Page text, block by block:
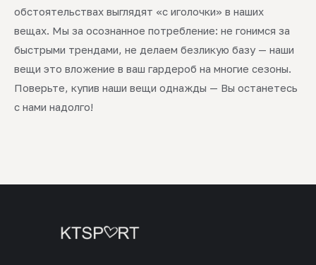
обстоятельствах выглядят «с иголочки» в наших
вещах. Мы за осознанное потребление: не гонимся за
быстрыми трендами, не делаем безликую базу — наши
вещи это вложение в ваш гардероб на многие сезоны.
Поверьте, купив наши вещи однажды — Вы останетесь
с нами надолго!